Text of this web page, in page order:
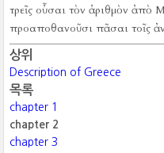
τρεῖς οὖσαι τὸν ἀριθμὸν
προαποθανοῦσι πᾶσαι τοῖς
상위
Description of Greece
목록
chapter 1
chapter 2
chapter 3